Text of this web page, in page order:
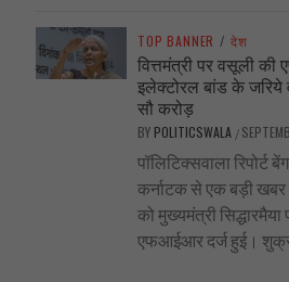
TOP BANNER / देश
वित्तमंत्री पर वसूली
इलेक्टोरल बांड के
सौ करोड़
BY POLITICSWALA /
पॉलिटिक्सवाला रिपोर्ट
कर्नाटक से एक बड़ी
को मुख्यमंत्री सिद्धारमैया
एफआईआर दर्ज हुई।